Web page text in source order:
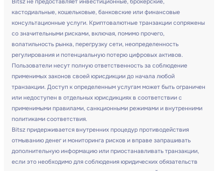
кастодиальные, кошельковые, банковские или финансовые
консультационные услуги. Криптовалютные транзакции сопряжены
со значительными рисками, включая, помимо прочего,
волатильность рынка, перегрузку сети, неопределенность
регулирования и потенциальную потерю цифровых активов.
Пользователи несут полную ответственность за соблюдение
применимых законов своей юрисдикции до начала любой
транзакции. Доступ к определенным услугам может быть ограничен
или недоступен в отдельных юрисдикциях в соответствии с
применимыми правилами, санкционными режимами и внутренними
политиками соответствия.
Bitsz придерживается внутренних процедур противодействия
отмыванию денег и мониторинга рисков и вправе запрашивать
дополнительную информацию или приостанавливать транзакции,
если это необходимо для соблюдения юридических обязательств